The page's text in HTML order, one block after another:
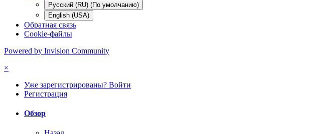
Русский (RU) (По умолчанию)
English (USA)
Обратная связь
Cookie-файлы
Powered by Invision Community
×
Уже зарегистрированы? Войти
Регистрация
Обзор